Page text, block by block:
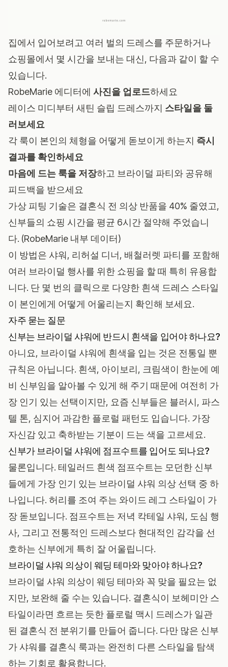
집에서 입어보려고 여러 벌의 드레스를 주문하거나
쇼핑몰에서 몇 시간을 보내는 대신, 다음과 같이 할 수
있습니다.
RobeMarie 에디터에 사진을 업로드하세요
레이스 미디부터 새틴 슬립 드레스까지 스타일을 둘
러보세요
각 룩이 본인의 체형을 어떻게 돋보이게 하는지 즉시
결과를 확인하세요
마음에 드는 룩을 저장하고 브라이덜 파티와 공유해
피드백을 받으세요
가상 피팅 기술은 결혼식 전 의상 반품을 40% 줄였고,
신부들의 쇼핑 시간을 평균 6시간 절약해 주었습니
다. (RobeMarie 내부 데이터)
이 방법은 샤워, 리허설 디너, 배철러렛 파티를 포함해
여러 브라이덜 행사를 위한 쇼핑을 할 때 특히 유용합
니다. 단 몇 번의 클릭으로 다양한 흰색 드레스 스타일
이 본인에게 어떻게 어울리는지 확인해 보세요.
자주 묻는 질문
신부는 브라이덜 샤워에 반드시 흰색을 입어야 하나요?
아니요, 브라이덜 샤워에 흰색을 입는 것은 전통일 뿐
규칙은 아닙니다. 흰색, 아이보리, 크림색이 한눈에 예
비 신부임을 알아볼 수 있게 해 주기 때문에 여전히 가
장 인기 있는 선택이지만, 요즘 신부들은 블러시, 파스
텔 톤, 심지어 과감한 플로럴 패턴도 입습니다. 가장
자신감 있고 축하받는 기분이 드는 색을 고르세요.
신부가 브라이덜 샤워에 점프수트를 입어도 되나요?
물론입니다. 테일러드 흰색 점프수트는 모던한 신부
들에게 가장 인기 있는 브라이덜 샤워 의상 선택 중 하
나입니다. 허리를 조여 주는 와이드 레그 스타일이 가
장 돋보입니다. 점프수트는 저녁 칵테일 샤워, 도심 행
사, 그리고 전통적인 드레스보다 현대적인 감각을 선
호하는 신부에게 특히 잘 어울립니다.
브라이덜 샤워 의상이 웨딩 테마와 맞아야 하나요?
브라이덜 샤워 의상이 웨딩 테마와 꼭 맞을 필요는 없
지만, 보완해 줄 수는 있습니다. 결혼식이 보헤미안 스
타일이라면 흐르는 듯한 플로럴 맥시 드레스가 일관
된 결혼식 전 분위기를 만들어 줍니다. 다만 많은 신부
가 샤워를 결혼식 룩과는 완전히 다른 스타일을 탐색
하는 기회로 활용합니다.